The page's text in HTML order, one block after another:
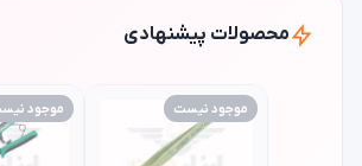
محصولات پیشنهادی
موجود نیست موجود